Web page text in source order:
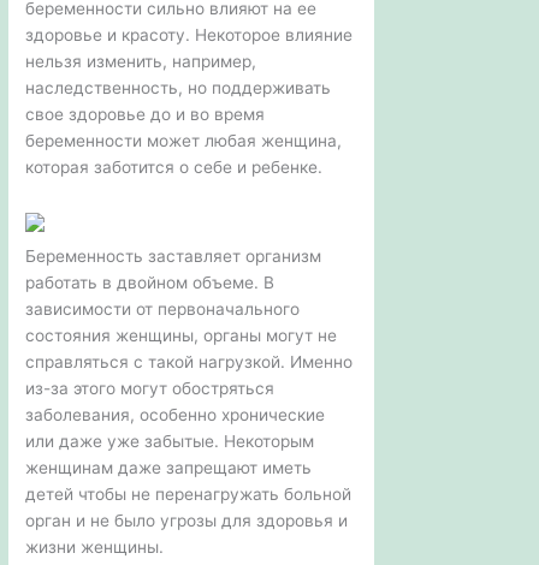
беременности сильно влияют на ее
здоровье и красоту. Некоторое влияние
нельзя изменить, например,
наследственность, но поддерживать
свое здоровье до и во время
беременности может любая женщина,
которая заботится о себе и ребенке.
Беременность заставляет организм
работать в двойном объеме. В
зависимости от первоначального
состояния женщины, органы могут не
справляться с такой нагрузкой. Именно
из-за этого могут обостряться
заболевания, особенно хронические
или даже уже забытые. Некоторым
женщинам даже запрещают иметь
детей чтобы не перенагружать больной
орган и не было угрозы для здоровья и
жизни женщины.